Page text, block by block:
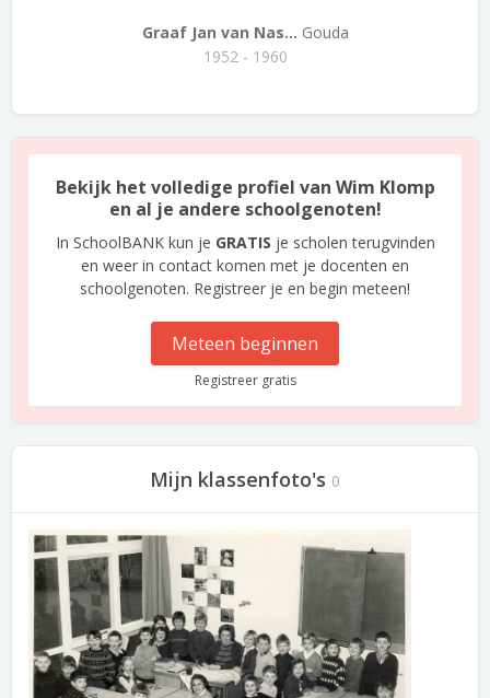
Graaf Jan van Nas... Gouda
1952 - 1960
Bekijk het volledige profiel van Wim Klomp
en al je andere schoolgenoten!
In SchoolBANK kun je GRATIS je scholen terugvinden
en weer in contact komen met je docenten en
schoolgenoten. Registreer je en begin meteen!
Meteen beginnen
Registreer gratis
Mijn klassenfoto's 0